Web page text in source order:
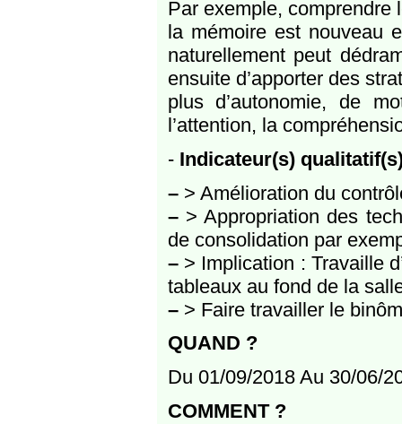
Par exemple, comprendre
la mémoire est nouveau
naturellement peut
ensuite d’apporter des
plus d’autonomie, de
l’attention, la
- Indicateur(s)
–> Amélioration du
–> Appropriation des
de consolidation par
–> Implication : Travaille
tableaux au fond de la
–> Faire travailler le
QUAND ?
Du 01/09/2018 Au 30/06/
COMMENT ?